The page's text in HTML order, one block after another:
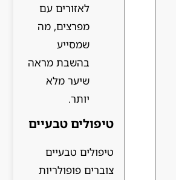
לאזורים עם
מפרצים, מה
שמסייע
בהשבת מראה
שיער מלא
יותר.
טיפולים טבעיים
טיפולים טבעיים
צוברים פופולריות